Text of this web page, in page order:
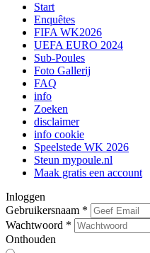
Start
Enquêtes
FIFA WK2026
UEFA EURO 2024
Sub-Poules
Foto Gallerij
FAQ
info
Zoeken
disclaimer
info cookie
Speelstede WK 2026
Steun mypoule.nl
Maak gratis een account
Inloggen
Gebruikersnaam *
Wachtwoord *
Onthouden